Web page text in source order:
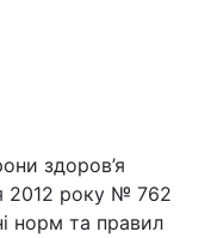
здоров’я
2012 року № 762
норм та правил